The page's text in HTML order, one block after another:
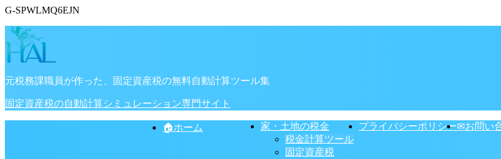
G-SPWLMQ6EJN
元税務課職員が作った、固定資産税の無料自動計算ツール集
固定資産税の自動計算シミュレーション専門サイト
🏠ホーム
家・土地の税金
税金計算ツール
固定資産税
プライバシーポリシー✉お問い